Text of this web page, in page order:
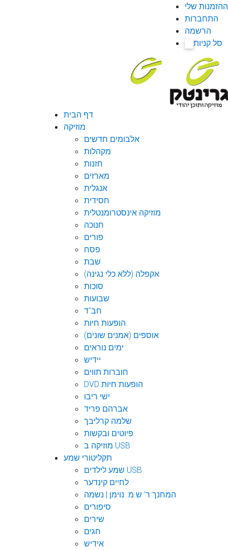
ההזמנות שלי
התחברות
הרשמה
סל קניות
דף הבית
מוזיקה
אלבומים חדשים
מקהלות
חזנות
מארזים
אנגלית
חסידית
מוזיקה אינסטרומנטלית
חנוכה
פורים
פסח
שבת
אקפלה (ללא כלי נגינה)
סוכות
שבועות
חב"ד
הופעות חיות
אוספים (אמנים שונים)
ימים נוראים
יידיש
חוברות תווים
DVD הופעות חיות
ישי ריבו
אברהם פריד
שלמה קרליבך
פיוטים ובקשות
מוזיקה ב USB
תקליטורי שמע
שמע לילדים USB
לחיים קינדער
המחנך ר' ש.מ. נוימן | נשמה
סיפורים
שירים
חגים
אידיש